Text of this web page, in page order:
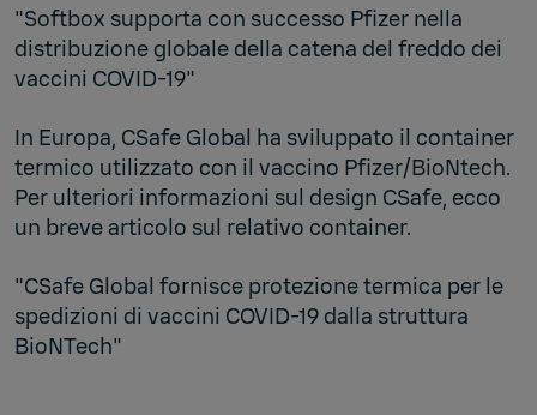
"Softbox supporta con successo Pfizer nella
distribuzione globale della catena del freddo dei
vaccini COVID-19"
In Europa, CSafe Global ha sviluppato il container
termico utilizzato con il vaccino Pfizer/BioNtech.
Per ulteriori informazioni sul design CSafe, ecco
un breve articolo sul relativo container.
"CSafe Global fornisce protezione termica per le
spedizioni di vaccini COVID-19 dalla struttura
BioNTech"